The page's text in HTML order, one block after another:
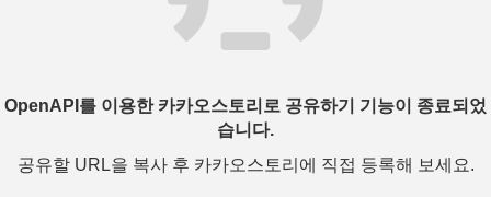
OpenAPI를 이용한 카카오스토리로 공유하기 기능이 종료되었
습니다.
공유할 URL을 복사 후 카카오스토리에 직접 등록해 보세요.